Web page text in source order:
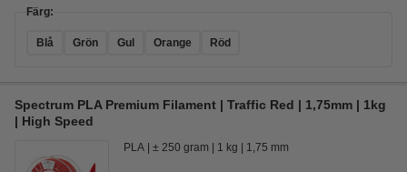
Färg:
Blå Grön Gul Orange Röd
Spectrum PLA Premium Filament | Traffic Red | 1,75mm | 1kg
| High Speed
PLA ± 250 gram 1 kg 1,75 mm